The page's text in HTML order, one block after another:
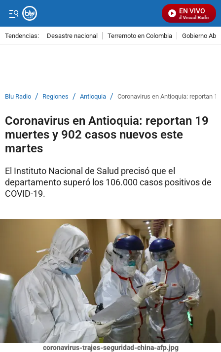
EN VIVO
Señal Visual Radio
Tendencias: Desastre nacional Terremoto en Colombia Gobierno
Blu Radio / Regiones / Antioquia / Coronavirus en Antioquia: reportan
Coronavirus en Antioquia: reportan 19
muertes y 902 casos nuevos este
martes
El Instituto Nacional de Salud precisó que el
departamento superó los 106.000 casos positivos de
COVID-19.
coronavirus-trajes-seguridad-china-afp.jpg